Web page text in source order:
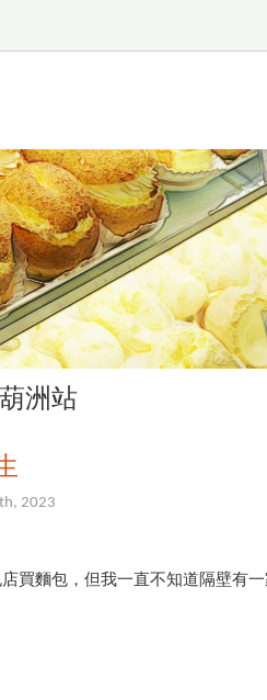
洲站
2023
買麵包，但我一直不知道隔壁有